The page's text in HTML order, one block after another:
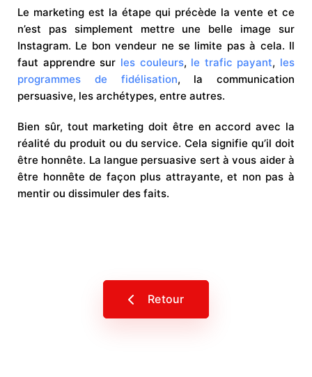
Le marketing est la étape qui précède la vente et ce
n’est pas simplement mettre une belle image sur
Instagram. Le bon vendeur ne se limite pas à cela. Il
faut apprendre sur les couleurs, le trafic payant, les
programmes de fidélisation, la communication
persuasive, les archétypes, entre autres.
Bien sûr, tout marketing doit être en accord avec la
réalité du produit ou du service. Cela signifie qu’il doit
être honnête. La langue persuasive sert à vous aider à
être honnête de façon plus attrayante, et non pas à
mentir ou dissimuler des faits.
Retour